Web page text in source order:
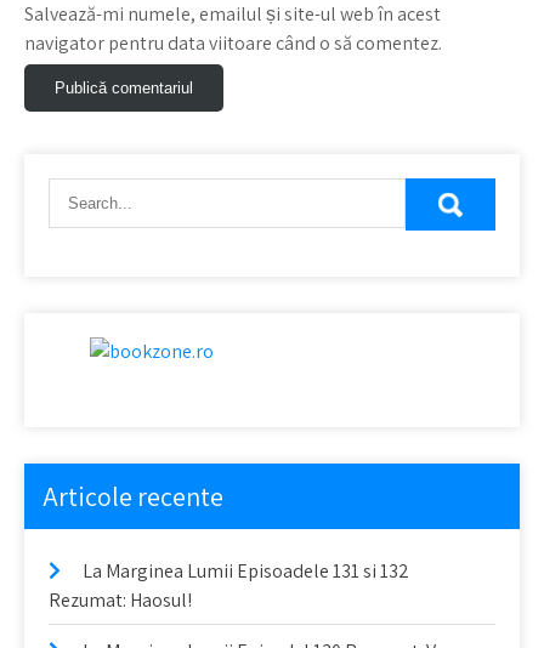
Salvează-mi numele, emailul și site-ul web în acest
navigator pentru data viitoare când o să comentez.
Articole recente
La Marginea Lumii Episoadele 131 si 132
Rezumat: Haosul!